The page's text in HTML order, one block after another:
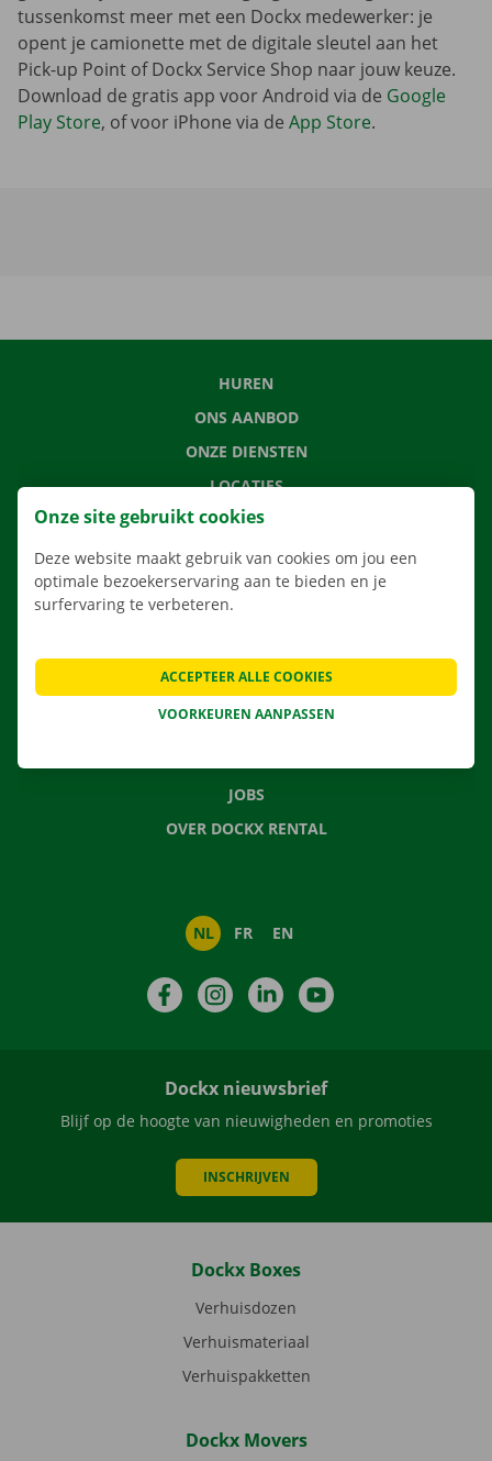
tussenkomst meer met een Dockx medewerker: je
opent je camionette met de digitale sleutel aan het
Pick-up Point of Dockx Service Shop naar jouw keuze.
Download de gratis app voor Android via de Google
Play Store, of voor iPhone via de App Store.
HUREN
ONS AANBOD
ONZE DIENSTEN
LOCATIES
APP
VERHUISOPLOSSINGEN
CONTACTEER ONS
VEELGESTELDE VRAGEN
NIEUWS
JOBS
OVER DOCKX RENTAL
NL FR EN
FacebookInstagramLinkedIn
Dockx nieuwsbrief
Blijf op de hoogte van nieuwigheden en promoties
INSCHRIJVEN
Dockx Boxes
Verhuisdozen
Verhuismateriaal
Verhuispakketten
Dockx Movers
Onze site gebruikt cookies
Deze website maakt gebruik van cookies om jou een
optimale bezoekerservaring aan te bieden en je
surfervaring te verbeteren.
VOORKEUREN AANPASSEN
ACCEPTEER ALLE COOKIES